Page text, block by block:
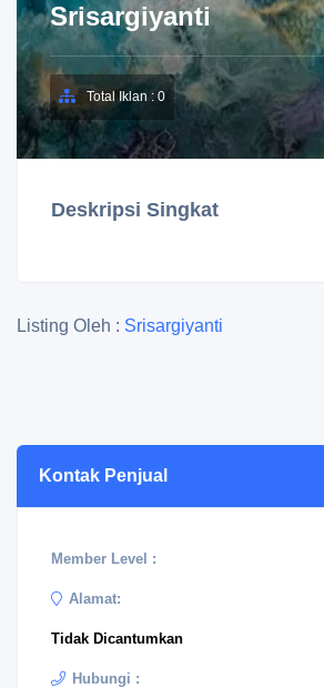
Srisargiyanti
Total Iklan : 0
Deskripsi Singkat
Listing Oleh : Srisargiyanti
Kontak Penjual
Member Level :
Alamat:
Tidak Dicantumkan
Hubungi :